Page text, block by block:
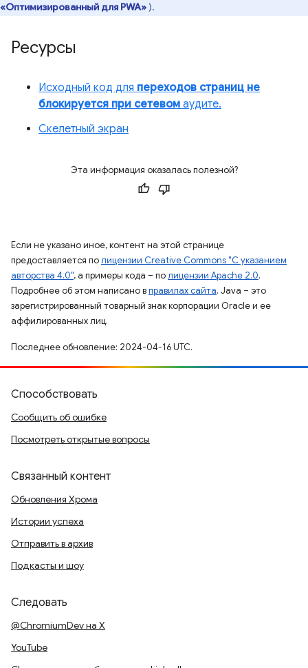
«Оптимизированный для PWA»).
Ресурсы
Исходный код для переходов страниц не
блокируется при сетевом аудите.
Скелетный экран
Эта информация оказалась полезной?
Если не указано иное, контент на этой странице
предоставляется полицензии Creative Commons "С указанием
авторства 4.0", а примеры кода – полицензии Apache 2.0.
Подробнее об этом написано вправилах сайта. Java – это
зарегистрированный товарный знак корпорации Oracle и ее
аффилированных лиц.
Последнее обновление: 2024-04-16 UTC.
Способствовать
Сообщить об ошибке
Посмотреть открытые вопросы
Связанный контент
Обновления Хрома
Истории успеха
Отправить в архив
Подкасты и шоу
Следовать
@ChromiumDev на X
YouTube